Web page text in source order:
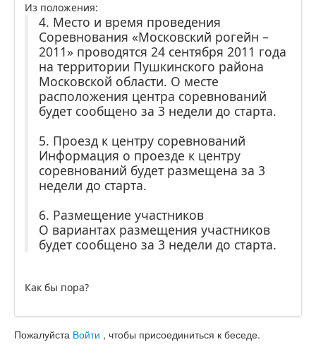
Из положения:
4. Место и время проведения
Соревнования «Московский рогейн –
2011» проводятся 24 сентября 2011 года
на территории Пушкинского района
Московской области. О месте
расположения центра соревнований
будет сообщено за 3 недели до старта.
5. Проезд к центру соревнований
Информация о проезде к центру
соревнований будет размещена за 3
недели до старта.
6. Размещение участников
О вариантах размещения участников
будет сообщено за 3 недели до старта.
Как бы пора?
Пожалуйста Войти , чтобы присоединиться к беседе.